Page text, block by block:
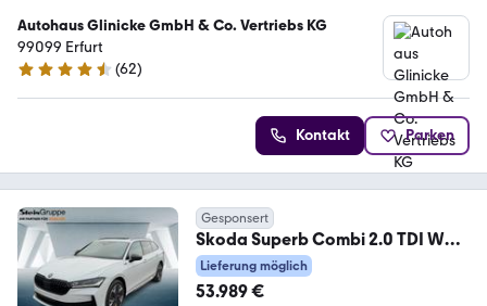
Autohaus Glinicke GmbH & Co. Vertriebs KG
99099 Erfurt
4.5 Sterne
(62)
Kontakt Parken
Gesponsert
Skoda Superb Combi 2.0 TDI W
Sportline 4x4+MATRIX+APP
Lieferung möglich
53.989 €